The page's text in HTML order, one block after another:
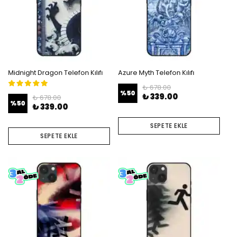
Midnight Dragon Telefon Kılıfı
%50
₺ 678.00
₺ 339.00
SEPETE EKLE
Azure Myth Telefon Kılıfı
%50
₺ 678.00
₺ 339.00
SEPETE EKLE